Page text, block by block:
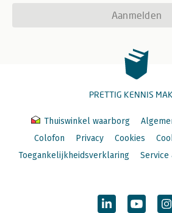
Aanmelden
PRETTIG KENNIS
Thuiswinkel waarborg
Colofon
Privacy Cookies
Toegankelijkheidsverklaring
Service